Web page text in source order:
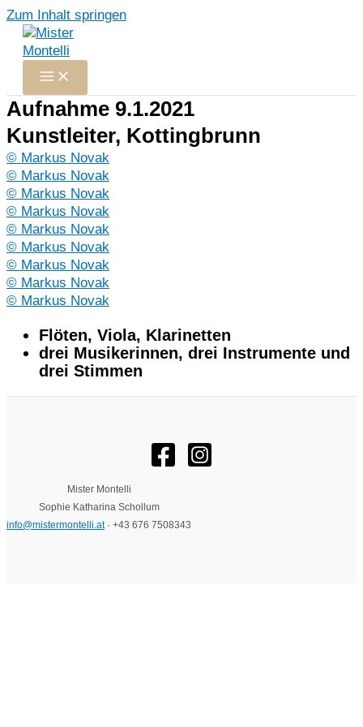
Zum Inhalt springen
Aufnahme 9.1.2021
Kunstleiter, Kottingbrunn
© Markus Novak
© Markus Novak
© Markus Novak
© Markus Novak
© Markus Novak
© Markus Novak
© Markus Novak
© Markus Novak
© Markus Novak
Flöten, Viola, Klarinetten
drei Musikerinnen, drei Instrumente und
drei Stimmen
Mister Montelli
Sophie Katharina Schollum
info@mistermontelli.at· +43 676 7508343